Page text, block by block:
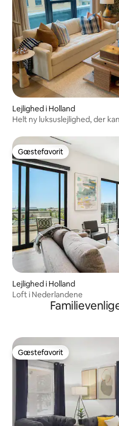
Lejlighed i Holland
Helt ny luksuslejlighed, der
Gæstefavorit
Gæstefavorit
Lejlighed i Holland
Loft i Nederlandene
Gæstefavorit
Gæstefavorit